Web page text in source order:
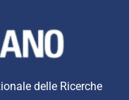
delle Ricerche